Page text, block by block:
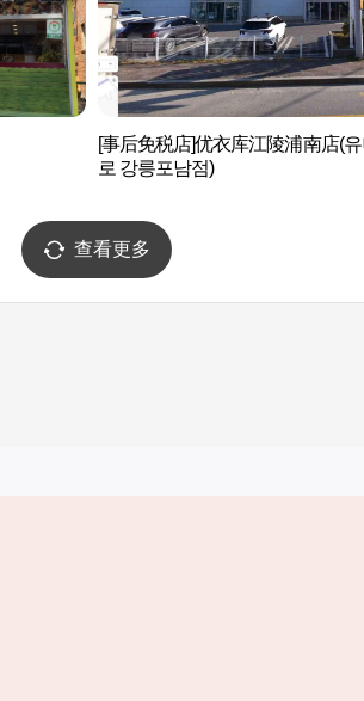
[事后免税店]优衣库江陵浦南店(
로 강릉포남점)
查看更多